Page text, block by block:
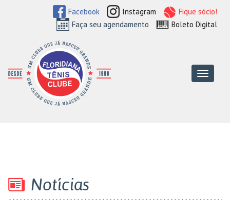
Facebook Instagram
Fique sócio!
Faça seu agendamento
Boleto Digital
Menu
Notícias